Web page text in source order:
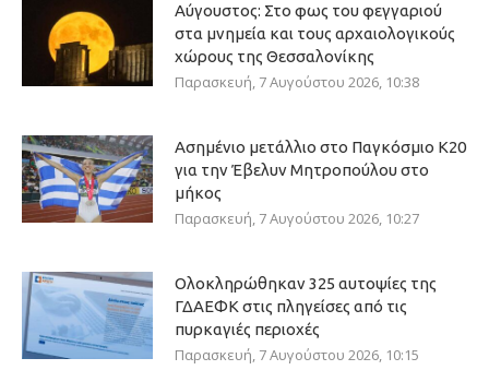
Αύγουστος: Στο φως του φεγγαριού
στα μνημεία και τους αρχαιολογικούς
χώρους της Θεσσαλονίκης
Παρασκευή, 7 Αυγούστου 2026, 10:38
Ασημένιο μετάλλιο στο Παγκόσμιο Κ20
για την Έβελυν Μητροπούλου στο
μήκος
Παρασκευή, 7 Αυγούστου 2026, 10:27
Ολοκληρώθηκαν 325 αυτοψίες της
ΓΔΑΕΦΚ στις πληγείσες από τις
πυρκαγιές περιοχές
Παρασκευή, 7 Αυγούστου 2026, 10:15